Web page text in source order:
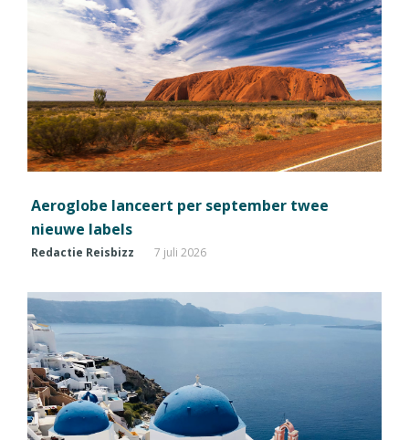
Aeroglobe lanceert per september twee
nieuwe labels
Redactie Reisbizz 7 juli 2026